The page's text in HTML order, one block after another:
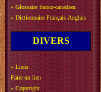
» Glossaire franco-canadien
» Dictionnaire Français-Anglais
DIVERS
» Liens
Faire un lien
» Copyright